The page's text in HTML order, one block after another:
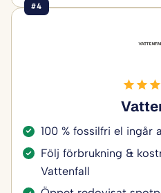
#4
100 % fossilfri el ingår
Följ förbrukning &
Vattenfall